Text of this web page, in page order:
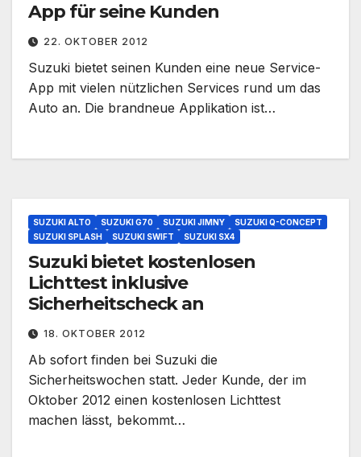
App für seine Kunden
22. OKTOBER 2012
Suzuki bietet seinen Kunden eine neue Service-
App mit vielen nützlichen Services rund um das
Auto an. Die brandneue Applikation ist…
SUZUKI ALTO SUZUKI G70 SUZUKI JIMNY
SUZUKI Q-CONCEPT
SUZUKI SPLASH
SUZUKI SWIFT SUZUKI SX4
Suzuki bietet kostenlosen
Lichttest inklusive
Sicherheitscheck an
18. OKTOBER 2012
Ab sofort finden bei Suzuki die
Sicherheitswochen statt. Jeder Kunde, der im
Oktober 2012 einen kostenlosen Lichttest
machen lässt, bekommt…